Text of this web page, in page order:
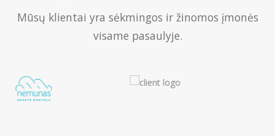
Mūsų klientai yra sėkmingos ir žinomos įmonės
visame pasaulyje.